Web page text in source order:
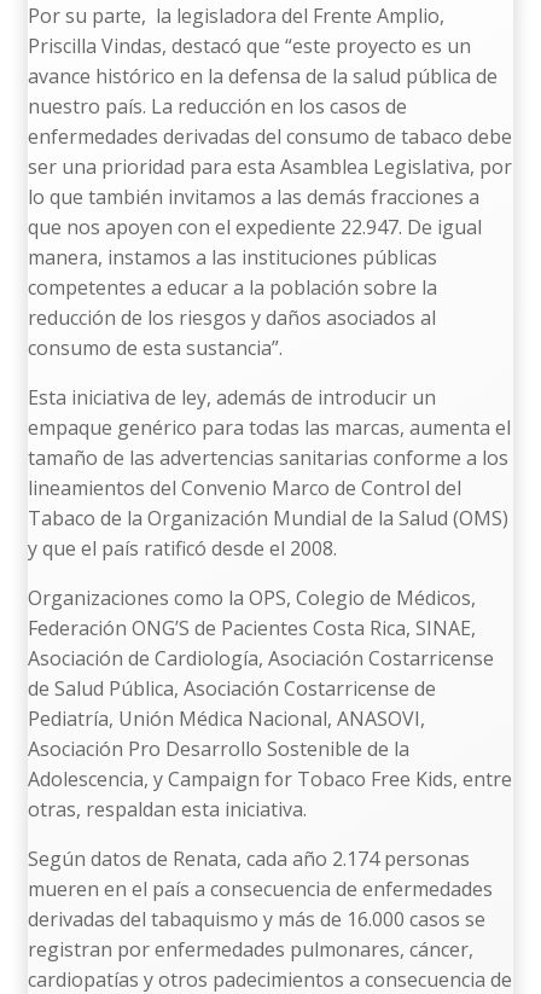
Por su parte, la legisladora del Frente Amplio,
Priscilla Vindas, destacó que “este proyecto es un
avance histórico en la defensa de la salud pública de
nuestro país. La reducción en los casos de
enfermedades derivadas del consumo de tabaco debe
ser una prioridad para esta Asamblea Legislativa, por
lo que también invitamos a las demás fracciones a
que nos apoyen con el expediente 22.947. De igual
manera, instamos a las instituciones públicas
competentes a educar a la población sobre la
reducción de los riesgos y daños asociados al
consumo de esta sustancia”.
Esta iniciativa de ley, además de introducir un
empaque genérico para todas las marcas, aumenta el
tamaño de las advertencias sanitarias conforme a los
lineamientos del Convenio Marco de Control del
Tabaco de la Organización Mundial de la Salud (OMS)
y que el país ratificó desde el 2008.
Organizaciones como la OPS, Colegio de Médicos,
Federación ONG’S de Pacientes Costa Rica, SINAE,
Asociación de Cardiología, Asociación Costarricense
de Salud Pública, Asociación Costarricense de
Pediatría, Unión Médica Nacional, ANASOVI,
Asociación Pro Desarrollo Sostenible de la
Adolescencia, y Campaign for Tobaco Free Kids, entre
otras, respaldan esta iniciativa.
Según datos de Renata, cada año 2.174 personas
mueren en el país a consecuencia de enfermedades
derivadas del tabaquismo y más de 16.000 casos se
registran por enfermedades pulmonares, cáncer,
cardiopatías y otros padecimientos a consecuencia de